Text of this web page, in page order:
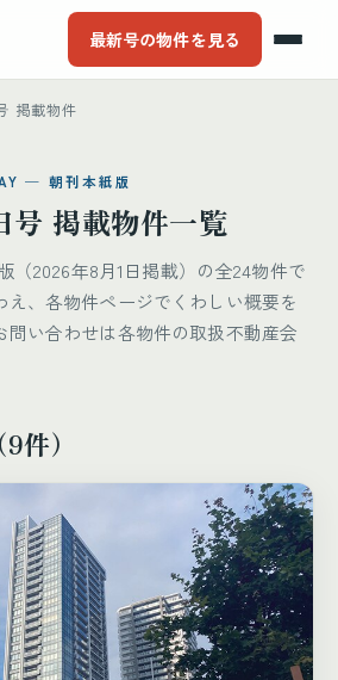
最新号の物件を見る
掲載物件
─ 朝刊本紙版
号 掲載物件一覧
（2026年8月1日掲載）の全24物件で
え、各物件ページでくわしい概要を
問い合わせは各物件の取扱不動産会
件）